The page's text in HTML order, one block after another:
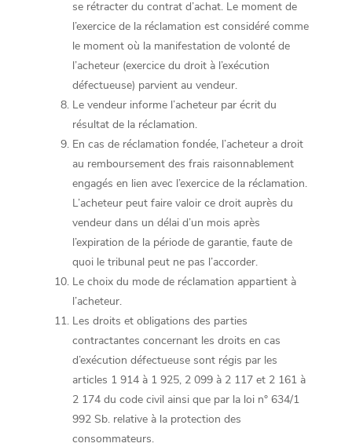
se rétracter du contrat d’achat. Le moment de
l’exercice de la réclamation est considéré comme
le moment où la manifestation de volonté de
l’acheteur (exercice du droit à l’exécution
défectueuse) parvient au vendeur.
Le vendeur informe l’acheteur par écrit du
résultat de la réclamation.
En cas de réclamation fondée, l’acheteur a droit
au remboursement des frais raisonnablement
engagés en lien avec l’exercice de la réclamation.
L’acheteur peut faire valoir ce droit auprès du
vendeur dans un délai d’un mois après
l’expiration de la période de garantie, faute de
quoi le tribunal peut ne pas l’accorder.
Le choix du mode de réclamation appartient à
l’acheteur.
Les droits et obligations des parties
contractantes concernant les droits en cas
d’exécution défectueuse sont régis par les
articles 1 914 à 1 925, 2 099 à 2 117 et 2 161 à
2 174 du code civil ainsi que par la loi n° 634/1
992 Sb. relative à la protection des
consommateurs.